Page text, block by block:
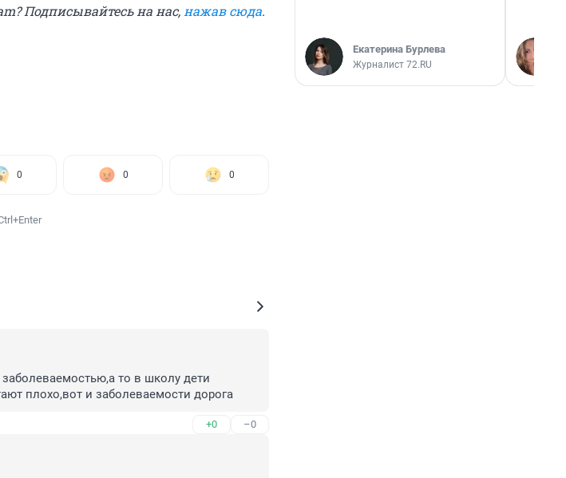
Подписывайтесь на нас, нажав сюда.
0 0 0
то в школу дети
плохо,вот и заболеваемости дорога
+0 –0
Екатерина Бурлева
Журналист 72.RU